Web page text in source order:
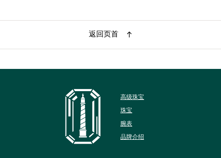
返回页首
高级珠宝
珠宝
腕表
品牌介绍